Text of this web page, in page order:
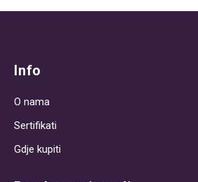
Post
Info
O nama
Sertifikati
Gdje kupiti